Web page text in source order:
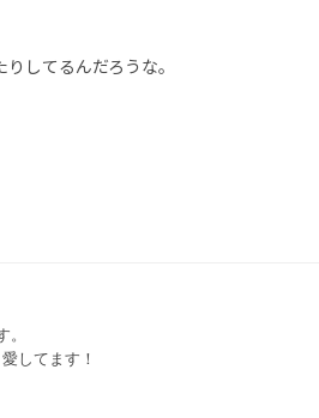
してるんだろうな。
してます︎！